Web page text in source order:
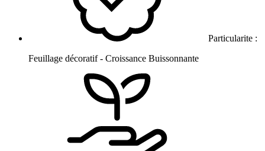
Particularite :
Feuillage décoratif - Croissance Buissonnante